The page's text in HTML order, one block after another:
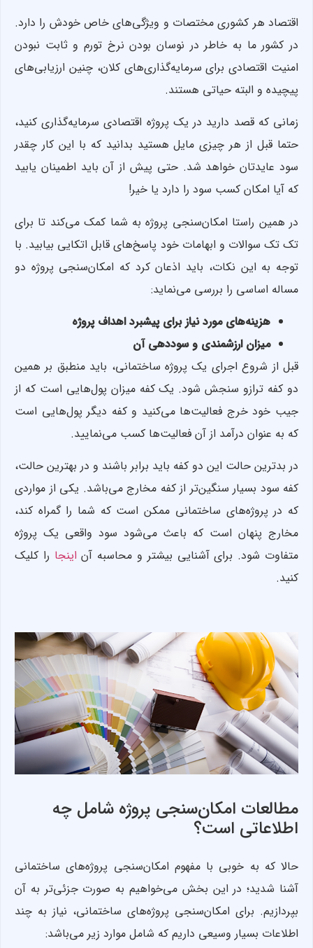
اقتصاد هر کشوری مختصات و ویژگی‌های خاص خودش را دارد.
در کشور ما به خاطر در نوسان بودن نرخ تورم و ثابت نبودن
امنیت اقتصادی برای سرمایه‌گذاری‌های کلان، چنین ارزیابی‌های
پیچیده و البته حیاتی هستند.
زمانی که قصد دارید در یک پروژه اقتصادی سرمایه‌گذاری کنید،
حتما قبل از هر چیزی مایل هستید بدانید که با این کار چقدر
سود عایدتان خواهد شد. حتی پیش از آن باید اطمینان یابید
که آیا امکان کسب سود را دارد یا خیر!
در همین راستا امکان‌سنجی پروژه به شما کمک می‌کند تا برای
تک تک سوالات و ابهامات خود پاسخ‌های قابل اتکایی بیابید. با
توجه به این نکات، باید اذعان کرد که امکان‌سنجی پروژه دو
مساله اساسی را بررسی می‌نماید:
هزینه‌های مورد نیاز برای پیشبرد اهداف پروژه
میزان ارزشمندی و سوددهی آن
قبل از شروع اجرای یک پروژه‌ ساختمانی، باید منطبق بر همین
دو کفه ترازو سنجش شود. یک کفه میزان پول‌هایی است که از
جیب خود خرج فعالیت‌ها می‌کنید و کفه دیگر پول‌هایی است
که به عنوان درآمد از آن فعالیت‌ها کسب می‌نمایید.
در بدترین حالت این دو کفه باید برابر باشند و در بهترین حالت،
کفه سود بسیار سنگین‌تر از کفه مخارج می‌باشد. یکی از مواردی
که در پروژه‌های ساختمانی ممکن است که شما را گمراه کند،
مخارج پنهان است که باعث می‌شود سود واقعی یک پروژه
متفاوت شود. برای آشنایی بیشتر و محاسبه آن اینجا را کلیک
کنید.
مطالعات امکان‌سنجی پروژه شامل چه
اطلاعاتی است؟
حالا که به خوبی با مفهوم امکان‌سنجی پروژه‌های ساختمانی
آشنا شدید؛ در این بخش می‌خواهیم به صورت جزئی‌تر به آن
بپردازیم. برای امکان‌سنجی پروژه‌های ساختمانی، نیاز به چند
اطلاعات بسیار وسیعی داریم که شامل موارد زیر می‌باشد: